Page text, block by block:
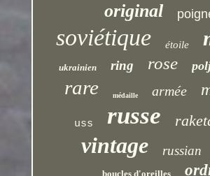
original
soviétique étoile
ukrainien ring rose
rare médaille armée
uss russe
vintage russian
boucles d'oreilles